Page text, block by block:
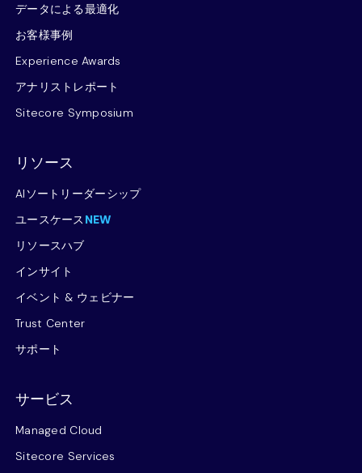
データによる最適化
お客様事例
Experience Awards
アナリストレポート
Sitecore Symposium
リソース
AIソートリーダーシップ
ユースケース NEW
リソースハブ
インサイト
イベント & ウェビナー
Trust Center
サポート
サービス
Managed Cloud
Sitecore Services